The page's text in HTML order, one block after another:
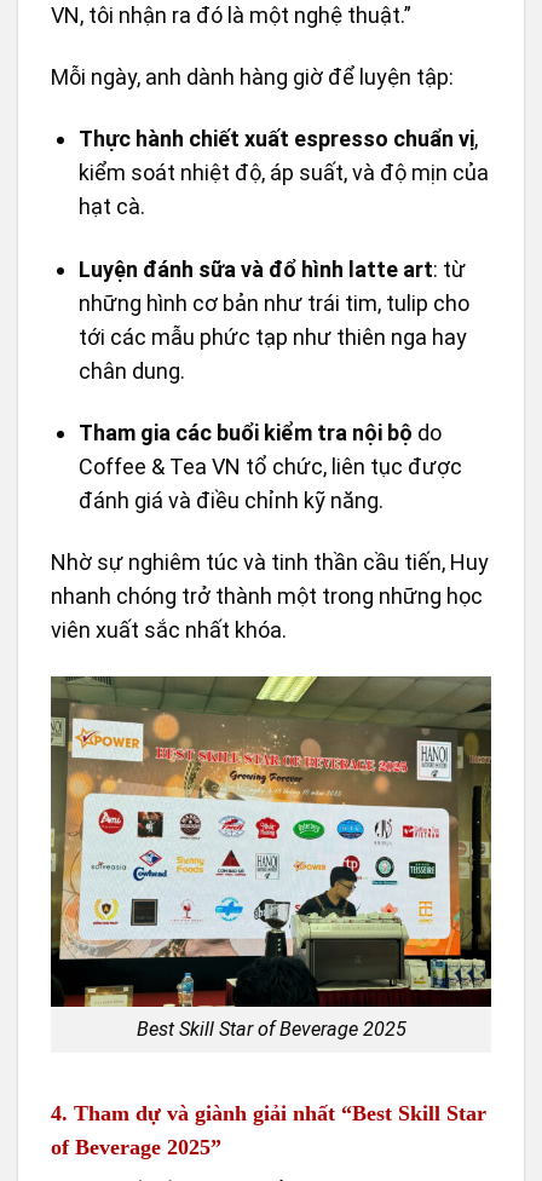
VN, tôi nhận ra đó là một nghệ thuật.”
Mỗi ngày, anh dành hàng giờ để luyện tập:
Thực hành chiết xuất espresso chuẩn vị,
kiểm soát nhiệt độ, áp suất, và độ mịn của
hạt cà.
Luyện đánh sữa và đổ hình latte art: từ
những hình cơ bản như trái tim, tulip cho
tới các mẫu phức tạp như thiên nga hay
chân dung.
Tham gia các buổi kiểm tra nội bộ do
Coffee & Tea VN tổ chức, liên tục được
đánh giá và điều chỉnh kỹ năng.
Nhờ sự nghiêm túc và tinh thần cầu tiến, Huy
nhanh chóng trở thành một trong những học
viên xuất sắc nhất khóa.
Best Skill Star of Beverage 2025
4. Tham dự và giành giải nhất “Best Skill Star
of Beverage 2025”